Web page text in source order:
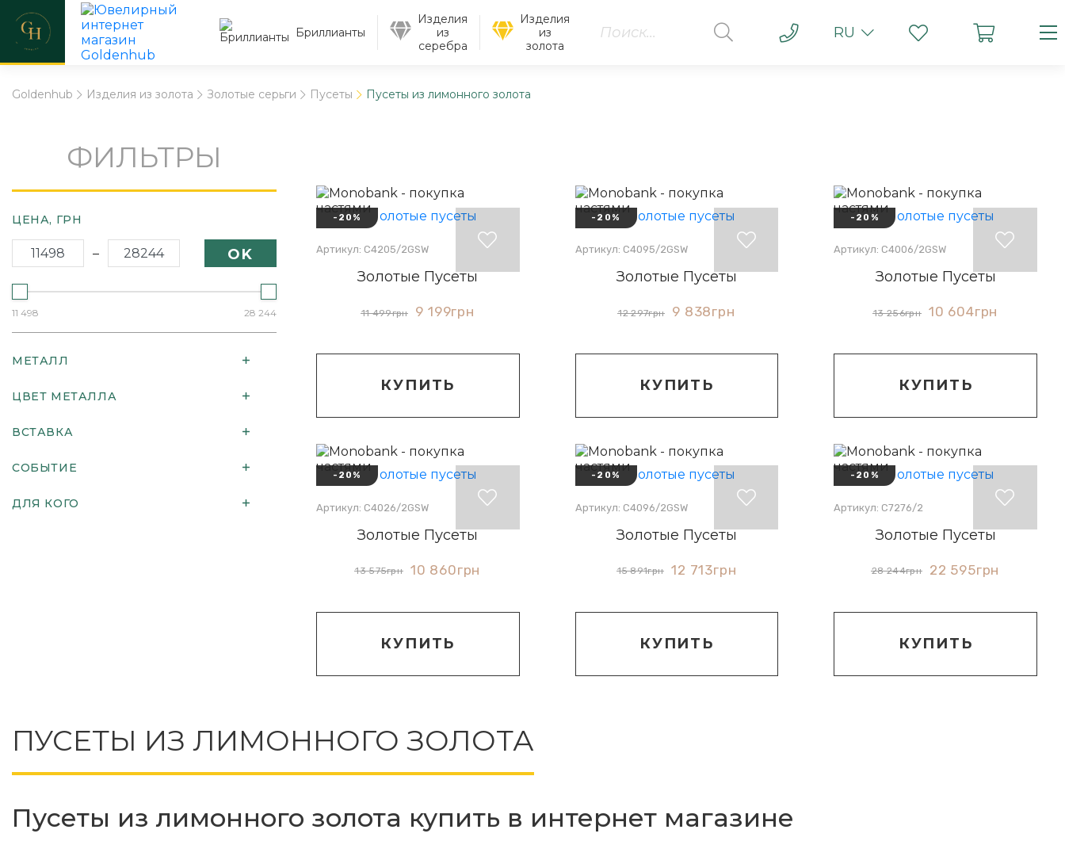
Бриллианты
Изделия
из
серебра
Изделия
из
золота
RU
Goldenhub Изделия из золота Золотые серьги Пусеты Пусеты из лимонного золота
ПУСЕТЫ ИЗ ЛИМОННОГО ЗОЛОТА
Пусеты из лимонного золота купить в интернет магазине
ФИЛЬТРЫ
ЦЕНА, ГРН
– OK
11 498 28 244
МЕТАЛЛ
ЦВЕТ МЕТАЛЛА
ВСТАВКА
СОБЫТИЕ
ДЛЯ КОГО
-20%
Артикул: С4205/2GSW
Золотые Пусеты
11 499грн 9 199грн
КУПИТЬ
-20%
Артикул: С4095/2GSW
Золотые Пусеты
12 297грн 9 838грн
КУПИТЬ
-20%
Артикул: С4006/2GSW
Золотые Пусеты
13 256грн 10 604грн
КУПИТЬ
-20%
Артикул: С4026/2GSW
Золотые Пусеты
13 575грн 10 860грн
КУПИТЬ
-20%
Артикул: С4096/2GSW
Золотые Пусеты
15 891грн 12 713грн
КУПИТЬ
-20%
Артикул: С7276/2
Золотые Пусеты
28 244грн 22 595грн
КУПИТЬ